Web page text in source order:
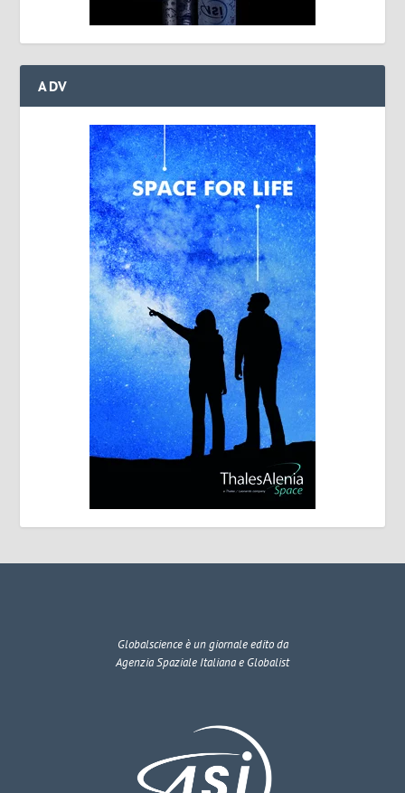
ADV
Globalscienceè un giornale edito da
Agenzia Spaziale Italiana e Globalist